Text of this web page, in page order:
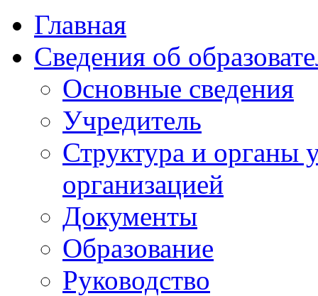
Главная
Сведения об
Основные сведения
Учредитель
Структура и органы
организацией
Документы
Образование
Руководство